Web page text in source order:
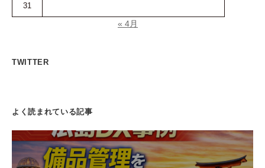
31
« 4月
TWITTER
よく読まれている記事